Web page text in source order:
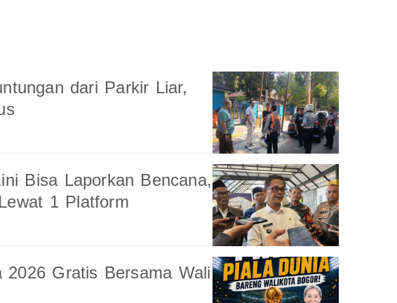
dari Parkir Liar,
Bisa Laporkan Bencana,
1 Platform
2026 Gratis Bersama Wali